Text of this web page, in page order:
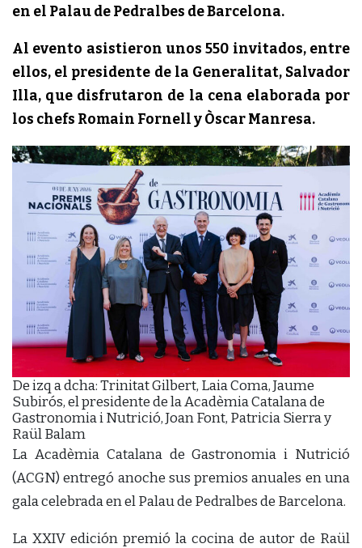
en el Palau de Pedralbes de Barcelona.
Al evento asistieron unos 550 invitados, entre
ellos, el presidente de la Generalitat, Salvador
Illa, que disfrutaron de la cena elaborada por
los chefs Romain Fornell y Òscar Manresa.
De izq a dcha: Trinitat Gilbert, Laia Coma, Jaume
Subirós, el presidente de la Acadèmia Catalana de
Gastronomia i Nutrició, Joan Font, Patricia Sierra y
Raül Balam
La Acadèmia Catalana de Gastronomia i Nutrició
(ACGN) entregó anoche sus premios anuales en una
gala celebrada en el Palau de Pedralbes de Barcelona.
La XXIV edición premió la cocina de autor de Raül